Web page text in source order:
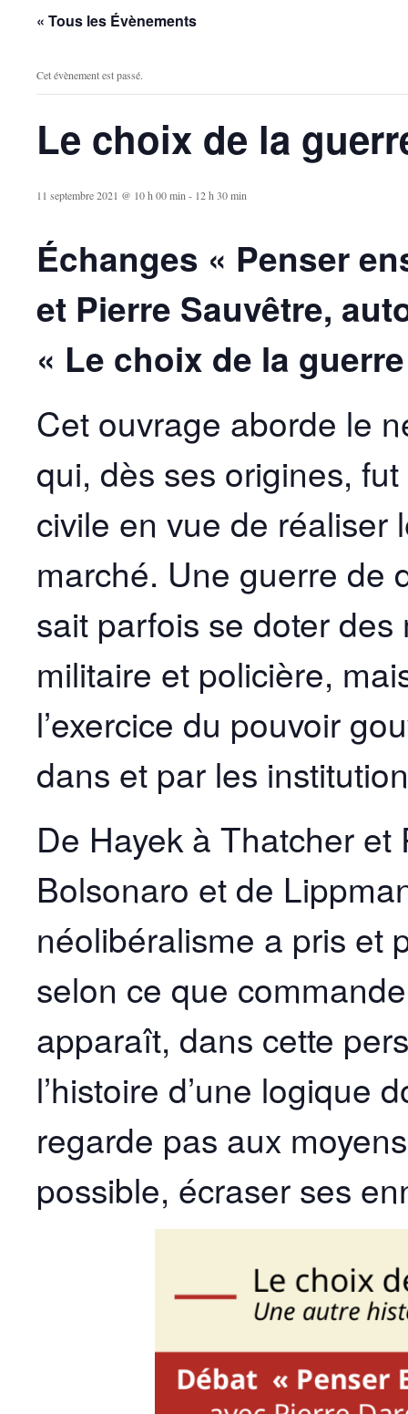
« Tous les Évènements
Cet évènement est passé.
Le choix de la
11 septembre 2021 @ 10 h 00 min - 12 h 30 min
Échanges « Penser
et Pierre Sauvêtre,
« Le choix de la
Cet ouvrage aborde le
qui, dès ses origines,
civile en vue de réaliser
marché. Une guerre de
sait parfois se doter
militaire et policière,
l’exercice du pouvoir
dans et par les
De Hayek à Thatcher
Bolsonaro et de
néolibéralisme a pris et
selon ce que
apparaît, dans cette
l’histoire d’une logique
regarde pas aux
possible, écraser ses